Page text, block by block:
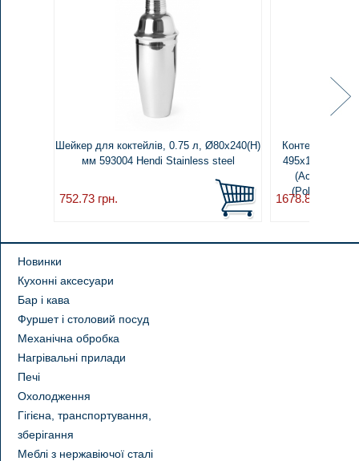
Шейкер для коктейлів, 0.75 л, Ø80x240(H)
мм 593004 Hendi Stainless steel
752.73 грн.
Контейнер для
(Acrylonitril-
1678.89
Новинки
Кухонні аксесуари
Бар і кава
Фуршет і столовий посуд
Механічна обробка
Нагрівальні прилади
Печі
Охолодження
Гігієна, транспортування,
зберігання
Меблі з нержавіючої сталі